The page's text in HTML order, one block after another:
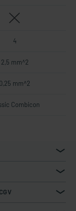
4
2,5 mm^2
0,25 mm^2
Combicon